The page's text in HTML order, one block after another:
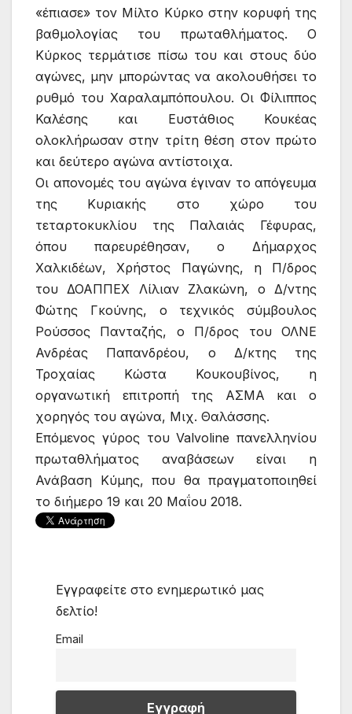
«έπιασε» τον Μίλτο Κύρκο στην κορυφή της
βαθμολογίας του πρωταθλήματος. Ο
Κύρκος τερμάτισε πίσω του και στους δύο
αγώνες, μην μπορώντας να ακολουθήσει το
ρυθμό του Χαραλαμπόπουλου. Οι Φίλιππος
Καλέσης και Ευστάθιος Κουκέας
ολοκλήρωσαν στην τρίτη θέση στον πρώτο
και δεύτερο αγώνα αντίστοιχα.
Οι απονομές του αγώνα έγιναν το απόγευμα
της Κυριακής στο χώρο του
τεταρτοκυκλίου της Παλαιάς Γέφυρας,
όπου παρευρέθησαν, ο Δήμαρχος
Χαλκιδέων, Χρήστος Παγώνης, η Π/δρος
του ΔΟΑΠΠΕΧ Λίλιαν Ζλακώνη, ο Δ/ντης
Φώτης Γκούνης, ο τεχνικός σύμβουλος
Ρούσσος Πανταζής, ο Π/δρος του ΟΛΝΕ
Ανδρέας Παπανδρέου, ο Δ/κτης της
Τροχαίας Κώστα Κουκουβίνος, η
οργανωτική επιτροπή της ΑΣΜΑ και ο
χορηγός του αγώνα, Μιχ. Θαλάσσης.
Επόμενος γύρος του Valvoline πανελληνίου
πρωταθλήματος αναβάσεων είναι η
Ανάβαση Κύμης, που θα πραγματοποιηθεί
το διήμερο 19 και 20 Μαΐου 2018.
Εγγραφείτε στο ενημερωτικό μας
δελτίο!
Email